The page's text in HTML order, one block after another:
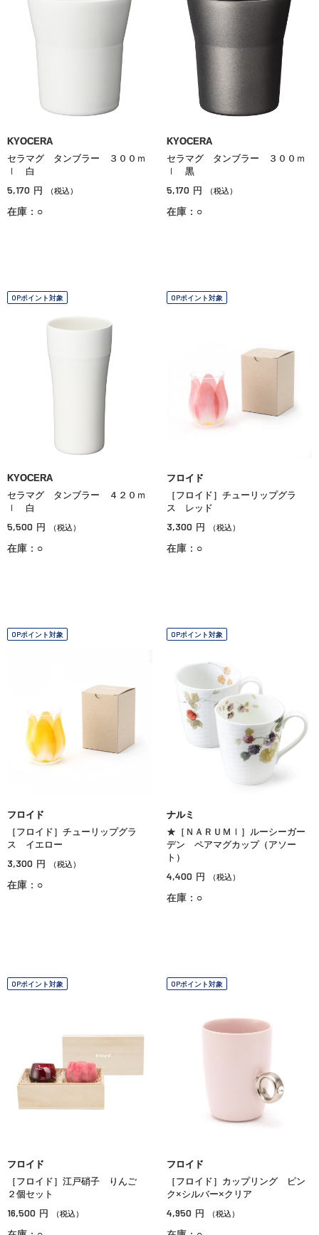
KYOCERA
セラマグ タンブラー ３００ｍ
ｌ 白
5,170 円 （税込）
在庫：○
KYOCERA
セラマグ タンブラー ３００ｍ
ｌ 黒
5,170 円 （税込）
在庫：○
OPポイント対象
KYOCERA
セラマグ タンブラー ４２０ｍ
ｌ 白
5,500 円 （税込）
在庫：○
OPポイント対象
フロイド
［フロイド］チューリップグラ
ス レッド
3,300 円 （税込）
在庫：○
OPポイント対象
フロイド
［フロイド］チューリップグラ
ス イエロー
3,300 円 （税込）
在庫：○
OPポイント対象
ナルミ
★［ＮＡＲＵＭＩ］ルーシーガー
デン ペアマグカップ（アソー
ト）
4,400 円 （税込）
在庫：○
OPポイント対象
フロイド
［フロイド］江戸硝子 りんご
２個セット
16,500 円 （税込）
OPポイント対象
フロイド
［フロイド］カップリング ピン
ク×シルバー×クリア
4,950 円 （税込）